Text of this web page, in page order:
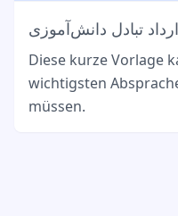
تبادل دانش‌آموزی
Diese kurze Vorlage
wichtigsten
müssen.